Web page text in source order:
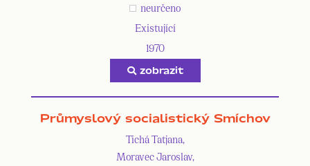
neurčeno
Existující
1970
zobrazit
Průmyslový socialistický Smíchov
Tichá Tatjana,
Moravec Jaroslav,